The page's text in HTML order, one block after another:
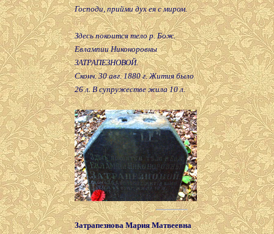
Господи, прийми дух ея с миром.
Здесь покоится тело р. Бож.
Евлампии Никоноровны
ЗАТРАПЕЗНОВОЙ.
Сконч. 30 авг. 1880 г. Жития было
26 л. В супружестве жила 10 л.
Затрапезнова Мария Матвеевна